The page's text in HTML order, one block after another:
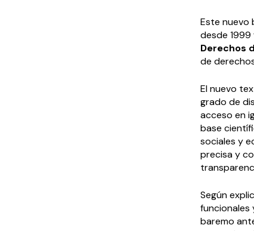
Este nuevo
desde
Derechos
de
El nuevo
grado de
acceso en
base
sociales y
precisa y
Según
funcionales
baremo